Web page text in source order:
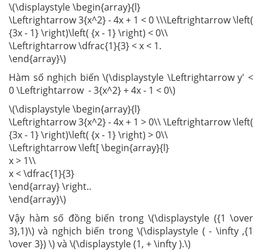
\(\displaystyle \begin{array}{l}
\Leftrightarrow 3{x^2} - 4x + 1 < 0 \\\Leftrightarrow \left(
{3x - 1} \right)\left( {x - 1} \right) < 0\\
\Leftrightarrow \dfrac{1}{3} < x < 1.
\end{array}\)
Hàm số nghịch biến \(\displaystyle \Leftrightarrow y' <
0 \Leftrightarrow - 3{x^2} + 4x - 1 < 0\)
\(\displaystyle \begin{array}{l}
\Leftrightarrow 3{x^2} - 4x + 1 > 0\\ \Leftrightarrow \left(
{3x - 1} \right)\left( {x - 1} \right) > 0\\
\Leftrightarrow \left[ \begin{array}{l}
x > 1\\
x < \dfrac{1}{3}
\end{array} \right..
\end{array}\)
Vậy hàm số đồng biến trong \(\displaystyle ({1 \over
3},1)\) và nghịch biến trong \(\displaystyle ( - \infty ,{1
\over 3}) \) và \(\displaystyle (1, + \infty ).\)